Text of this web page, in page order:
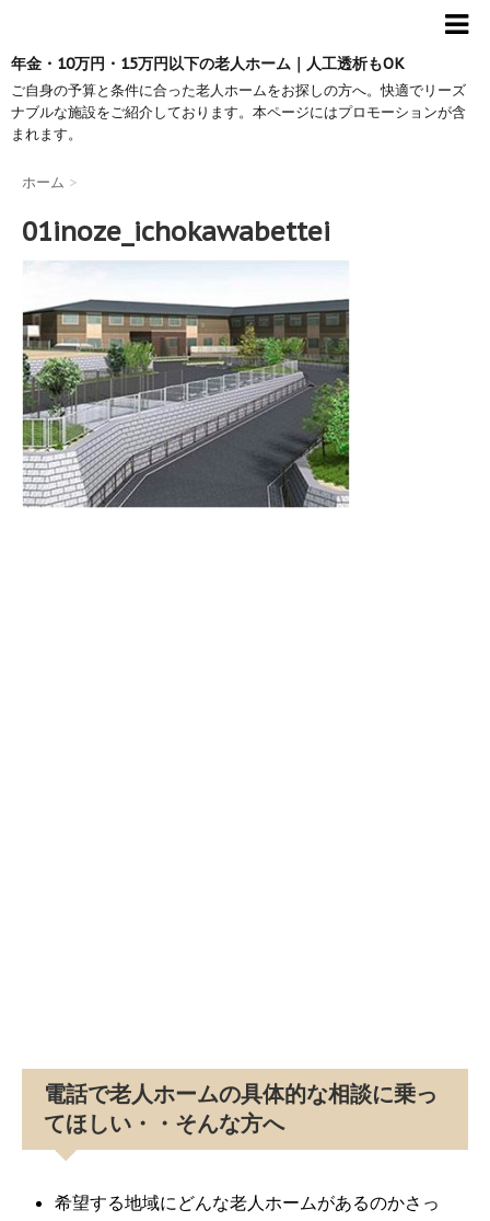
年金・10万円・15万円以下の老人ホーム｜人工透析もOK
ご自身の予算と条件に合った老人ホームをお探しの方へ。快適でリーズ
ナブルな施設をご紹介しております。本ページにはプロモーションが含
まれます。
ホーム >
01inoze_ichokawabettei
電話で老人ホームの具体的な相談に乗っ
てほしい・・そんな方へ
希望する地域にどんな老人ホームがあるのかさっ